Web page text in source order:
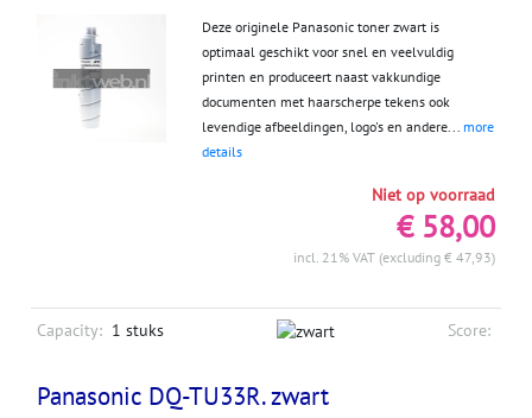
Deze originele Panasonic toner zwart is
optimaal geschikt voor snel en veelvuldig
printen en produceert naast vakkundige
documenten met haarscherpe tekens ook
levendige afbeeldingen, logo's en andere... more
details
Niet op voorraad
€ 58,00
incl. 21% VAT (excluding € 47,93)
Capacity: 1 stuks Score:
Panasonic DQ-TU33R. zwart